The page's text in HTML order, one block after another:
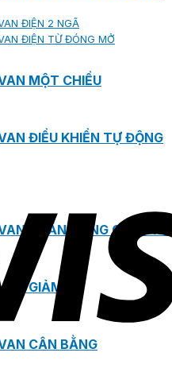
ĐIỆN 2 NGÃ
ĐIỆN TỪ ĐÓNG MỞ
MỘT CHIỀU
ĐIỀU KHIỂN TỰ ĐỘNG
NGĂN DÒNG CHẢY
VAN GIẢM ÁP
CÂN BẰNG